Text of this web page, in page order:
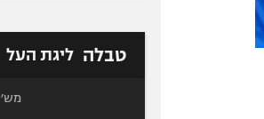
טבלה ליגת העל
מש׳